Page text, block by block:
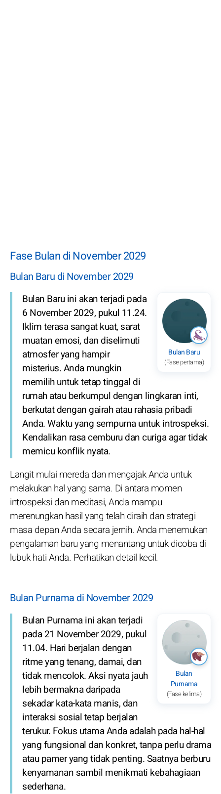
Fase Bulan di November 2029
Bulan Baru di November 2029
Bulan Baru
(Fase pertama)
Bulan Baru ini akan terjadi pada
6 November 2029, pukul 11.24.
Iklim terasa sangat kuat, sarat
muatan emosi, dan diselimuti
atmosfer yang hampir
misterius. Anda mungkin
memilih untuk tetap tinggal di
rumah atau berkumpul dengan lingkaran inti,
berkutat dengan gairah atau rahasia pribadi
Anda. Waktu yang sempurna untuk introspeksi.
Kendalikan rasa cemburu dan curiga agar tidak
memicu konflik nyata.
Langit mulai mereda dan mengajak Anda untuk
melakukan hal yang sama. Di antara momen
introspeksi dan meditasi, Anda mampu
merenungkan hasil yang telah diraih dan strategi
masa depan Anda secara jernih. Anda menemukan
pengalaman baru yang menantang untuk dicoba di
lubuk hati Anda. Perhatikan detail kecil.
Bulan Purnama di November 2029
Bulan
Purnama
(Fase kelima)
Bulan Purnama ini akan terjadi
pada 21 November 2029, pukul
11.04. Hari berjalan dengan
ritme yang tenang, damai, dan
tidak mencolok. Aksi nyata jauh
lebih bermakna daripada
sekadar kata-kata manis, dan
interaksi sosial tetap berjalan
terukur. Fokus utama Anda adalah pada hal-hal
yang fungsional dan konkret, tanpa perlu drama
atau pamer yang tidak penting. Saatnya berburu
kenyamanan sambil menikmati kebahagiaan
sederhana.